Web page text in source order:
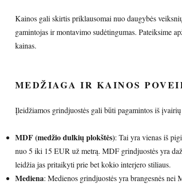
Kainos gali skirtis priklausomai nuo daugybės
gamintojas ir montavimo sudėtingumas. Pateiksime
kainas.
MEDŽIAGA IR KAINOS
Įleidžiamos grindjuostės gali būti pagamintos iš
MDF (medžio dulkių plokštės): Tai yra vienas iš
nuo 5 iki 15 EUR už metrą. MDF grindjuostės yra
leidžia jas pritaikyti prie bet kokio interjero stiliaus.
Mediena: Medienos grindjuostės yra brangesnės